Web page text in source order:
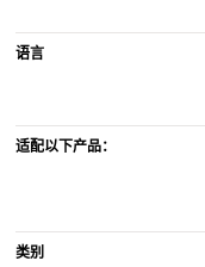
语言
适配以下产品：
类别